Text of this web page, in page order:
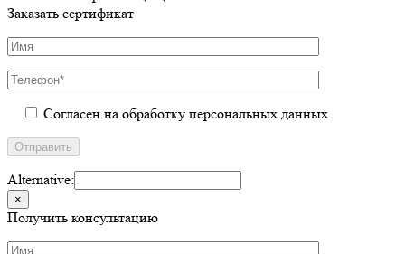
Заказать сертификат
Согласен на обработку персональных данных
Alternative:
×
Получить консультацию